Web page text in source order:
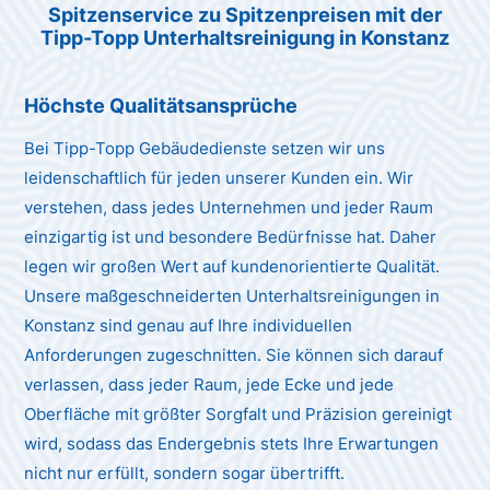
Spitzenservice zu Spitzenpreisen mit der
Tipp-Topp Unterhaltsreinigung in Konstanz
Höchste Qualitätsansprüche
Bei Tipp-Topp Gebäudedienste setzen wir uns
leidenschaftlich für jeden unserer Kunden ein. Wir
verstehen, dass jedes Unternehmen und jeder Raum
einzigartig ist und besondere Bedürfnisse hat. Daher
legen wir großen Wert auf kundenorientierte Qualität.
Unsere maßgeschneiderten Unterhaltsreinigungen in
Konstanz sind genau auf Ihre individuellen
Anforderungen zugeschnitten. Sie können sich darauf
verlassen, dass jeder Raum, jede Ecke und jede
Oberfläche mit größter Sorgfalt und Präzision gereinigt
wird, sodass das Endergebnis stets Ihre Erwartungen
nicht nur erfüllt, sondern sogar übertrifft.